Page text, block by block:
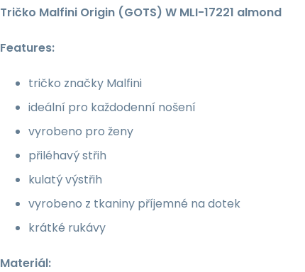
Tričko Malfini Origin (GOTS) W MLI-17221 almond
Features:
tričko značky Malfini
ideální pro každodenní nošení
vyrobeno pro ženy
přiléhavý střih
kulatý výstřih
vyrobeno z tkaniny příjemné na dotek
krátké rukávy
Materiál: